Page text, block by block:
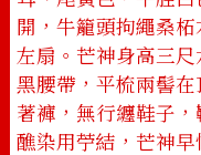
開，牛籠頭拘繩桑
左扇。芒神身高三
黑腰帶，平梳兩髻在
著褲，無行纏鞋子
醮染用苧結，芒神早